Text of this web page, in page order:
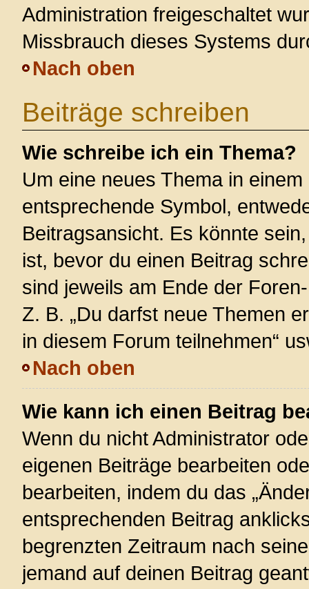
Administration freigeschaltet
Missbrauch dieses Systems
Nach oben
Beiträge schreiben
Wie schreibe ich ein Thema?
Um eine neues Thema in
entsprechende Symbol,
Beitragsansicht. Es könnte
ist, bevor du einen Beitrag
sind jeweils am Ende der
Z. B. „Du darfst neue Themen
in diesem Forum teilnehmen“
Nach oben
Wie kann ich einen Beitrag
Wenn du nicht Administrator
eigenen Beiträge bearbeiten
bearbeiten, indem du das
entsprechenden Beitrag
begrenzten Zeitraum nach
jemand auf deinen Beitrag